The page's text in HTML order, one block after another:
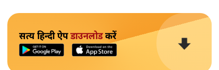
सत्य हिन्दी ऐपडाउनलोडकरें